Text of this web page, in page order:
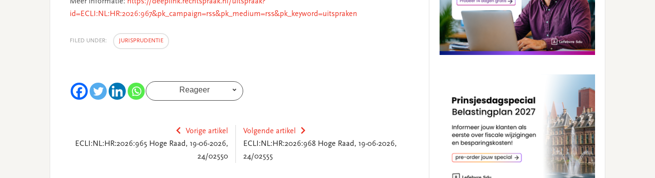
id=ECLI:NL:HR:2026:967&pk_campaign=rss&pk_medium=rss&pk_keyword=uitspraken
FILED UNDER: JURISPRUDENTIE
Reageer
Vorige artikel
ECLI:NL:HR:2026:965 Hoge Raad, 19-06-2026,
24/02550
Volgende artikel
ECLI:NL:HR:2026:968 Hoge Raad, 19-06-2026,
24/02555